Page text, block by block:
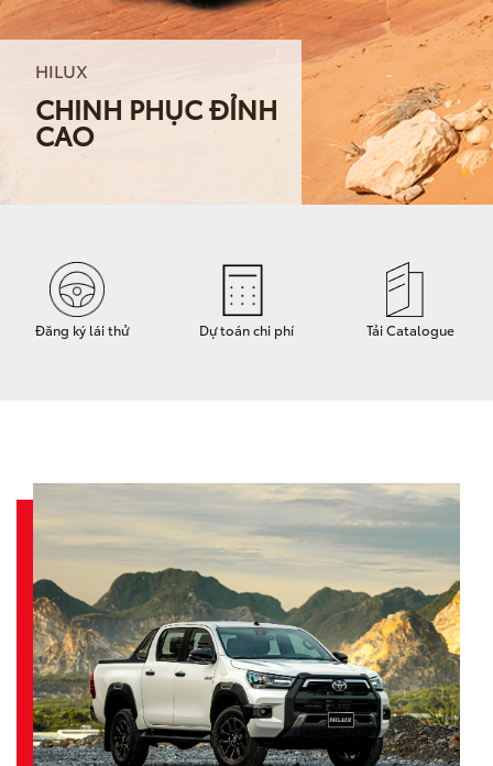
HILUX
CHINH PHỤC ĐỈNH
CAO
Đăng ký lái thử Dự toán chi phí Tải Catalogue